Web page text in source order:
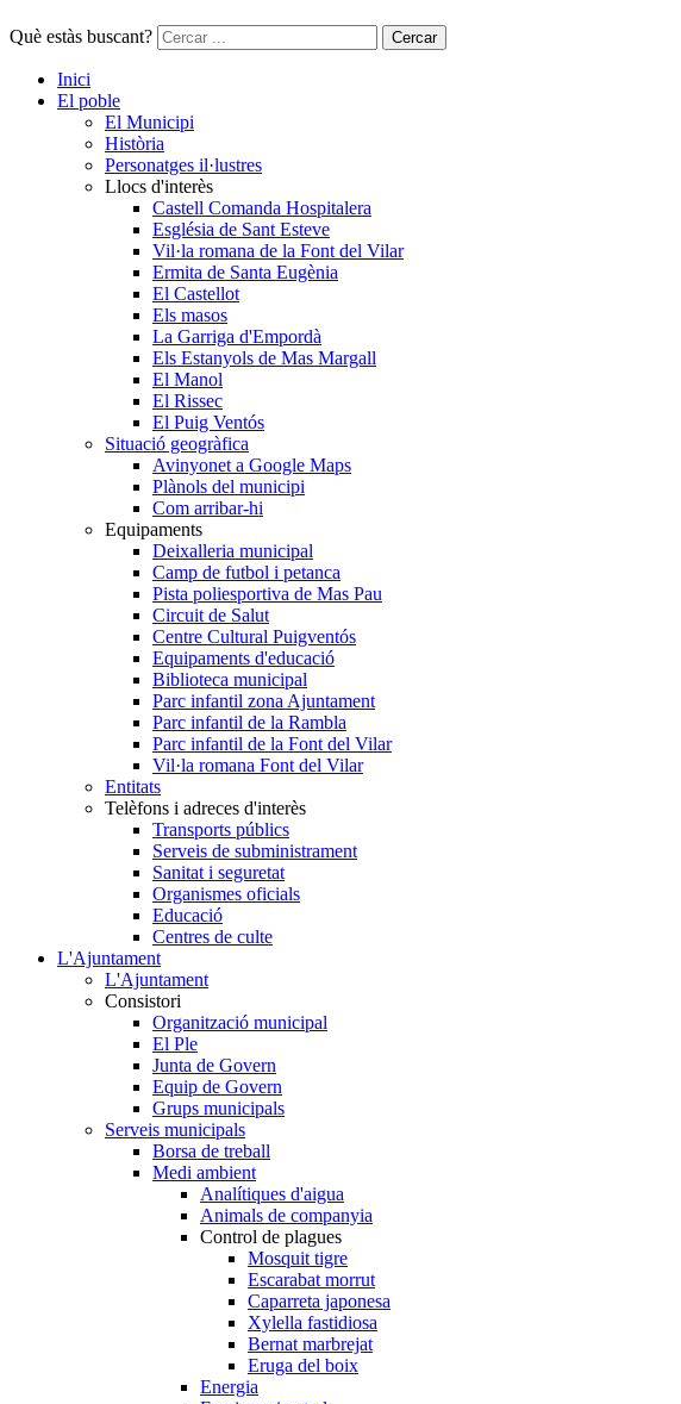
Què estàs buscant? Cercar
Inici
El poble
El Municipi
Història
Personatges il·lustres
Llocs d'interès
Castell Comanda Hospitalera
Església de Sant Esteve
Vil·la romana de la Font del Vilar
Ermita de Santa Eugènia
El Castellot
Els masos
La Garriga d'Empordà
Els Estanyols de Mas Margall
El Manol
El Rissec
El Puig Ventós
Situació geogràfica
Avinyonet a Google Maps
Plànols del municipi
Com arribar-hi
Equipaments
Deixalleria municipal
Camp de futbol i petanca
Pista poliesportiva de Mas Pau
Circuit de Salut
Centre Cultural Puigventós
Equipaments d'educació
Biblioteca municipal
Parc infantil zona Ajuntament
Parc infantil de la Rambla
Parc infantil de la Font del Vilar
Vil·la romana Font del Vilar
Entitats
Telèfons i adreces d'interès
Transports públics
Serveis de subministrament
Sanitat i seguretat
Organismes oficials
Educació
Centres de culte
L'Ajuntament
L'Ajuntament
Consistori
Organització municipal
El Ple
Junta de Govern
Equip de Govern
Grups municipals
Serveis municipals
Borsa de treball
Medi ambient
Analítiques d'aigua
Animals de companyia
Control de plagues
Mosquit tigre
Escarabat morrut
Caparreta japonesa
Xylella fastidiosa
Bernat marbrejat
Eruga del boix
Energia